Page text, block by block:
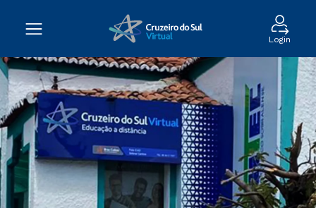
Login